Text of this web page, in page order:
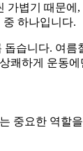
볍기 때문
하나입니다.
습니다. 여
쾌하게 운동
중요한 역할